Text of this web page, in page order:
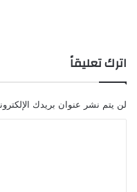
اترك تعليقاً
لن يتم نشر عنوان بريدك